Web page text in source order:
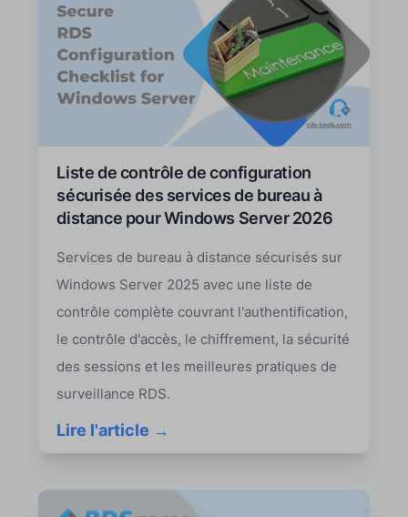
Liste de contrôle de configuration
sécurisée des services de bureau à
distance pour Windows Server 2026
Services de bureau à distance sécurisés sur
Windows Server 2025 avec une liste de
contrôle complète couvrant l'authentification,
le contrôle d'accès, le chiffrement, la sécurité
des sessions et les meilleures pratiques de
surveillance RDS.
Lire l'article →